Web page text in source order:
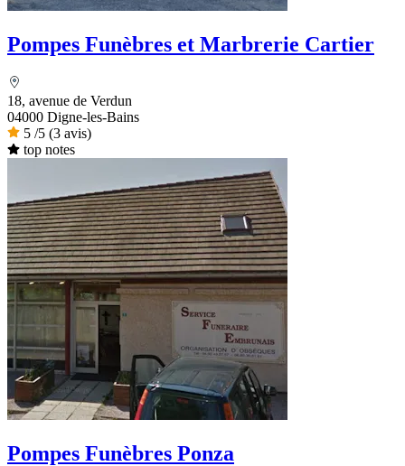
Pompes Funèbres et Marbrerie Cartier
18, avenue de Verdun
04000 Digne-les-Bains
5 /5 (3 avis)
top notes
Pompes Funèbres Ponza